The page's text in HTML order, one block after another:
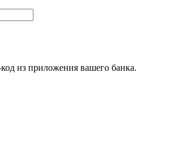
из приложения вашего банка.